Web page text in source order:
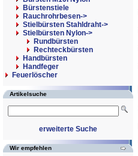
Bürstenstiele
Rauchrohrbesen->
Stielbürsten Stahldraht->
Stielbürsten Nylon->
Rundbürsten
Rechteckbürsten
Handbürsten
Handfeger
Feuerlöscher
Artikelsuche
erweiterte Suche
Wir empfehlen